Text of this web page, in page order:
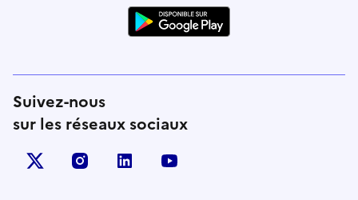
Suivez-nous
sur les réseaux sociaux
X (anciennement Twitter)
instagramlinkedin